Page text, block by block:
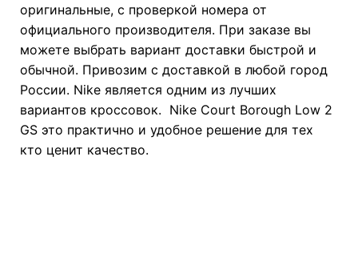
оригинальные, с проверкой номера от
официального производителя. При заказе вы
можете выбрать вариант доставки быстрой и
обычной. Привозим с доставкой в любой город
России. Nike является одним из лучших
вариантов кроссовок. Nike Court Borough Low 2
GS это практично и удобное решение для тех
кто ценит качество.